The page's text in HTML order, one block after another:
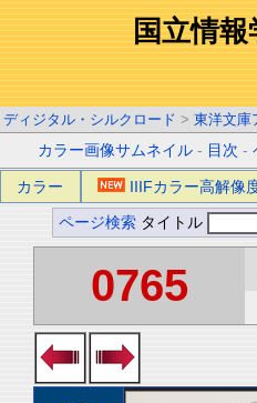
国立情
ディジタル・シルクロード > 東洋文庫
カラー画像サムネイル - 目次 -
カラー IIIFカラー高解像
ページ検索 タイトル
0765